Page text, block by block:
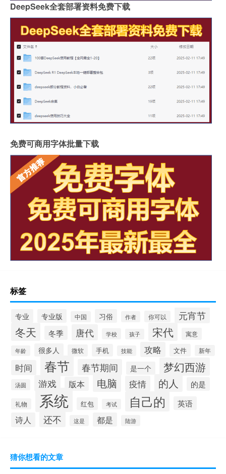
DeepSeek全套部署资料免费下载
免费可商用字体批量下载
标签
专业 专业版 中国 习俗 作者 你可以 元宵节
冬天 冬季 唐代 学校 孩子 宋代 寓意
年龄 很多人 微软 手机 技能 攻略 文件 新年
时间 春节 春节期间 是一个 梦幻西游
汤圆 游戏 版本 电脑 疫情 的人 的是
礼物 系统 红包 考试 自己的 英语
诗人 还不 这是 都是 陆游
猜你想看的文章